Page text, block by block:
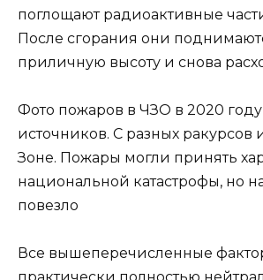
поглощают радиоактивные
После сгорания они
приличную высоту и снова
Фото пожаров в ЧЗО в 2020
источников. С разных ракурсов
Зоне. Пожары могли принять
национальной катастрофы, но на
повезло
Все вышеперечисленные